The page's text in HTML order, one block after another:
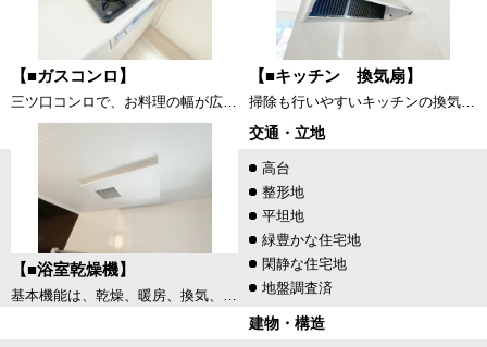
【■ガスコンロ】
三ツ口コンロで、お料理の幅が広がります。グリル付き。(サンプル写真）
【■キッチン 換気扇】
掃除も行いやすいキッチンの換気扇です。換気扇用フィルターを利用すればお掃除も簡易に済みます。(サンプル写真）
【■浴室乾燥機】
基本機能は、乾燥、暖房、換気、涼風、24時間換気の5つです。それぞれの機能に特長があり、毎日使用するにあたり、季節に合った使用方法がありますので、浴室乾燥機は年間を通して使うことができます。(サンプル写真）
交通・立地
高台
整形地
平坦地
緑豊かな住宅地
閑静な住宅地
地盤調査済
建物・構造